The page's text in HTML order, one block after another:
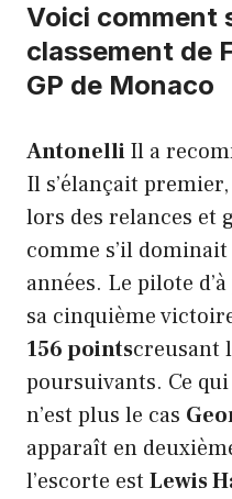
Voici comment
classement de
GP de Monaco
AntonelliIl a
Il s’élançait
lors des relances et
comme s’il
années. Le pilote
sa cinquième
156 pointscreusant
poursuivants. Ce
n’est plus le cas
apparaît en
l’escorte est Lewis